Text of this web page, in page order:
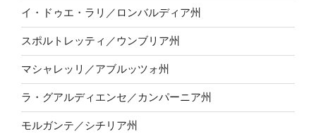
イ・ドゥエ・ラリ／ロンバルディア州
スポルトレッティ／ウンブリア州
マシャレッリ／アブルッツォ州
ラ・グアルディエンセ／カンパーニア州
モルガンテ／シチリア州